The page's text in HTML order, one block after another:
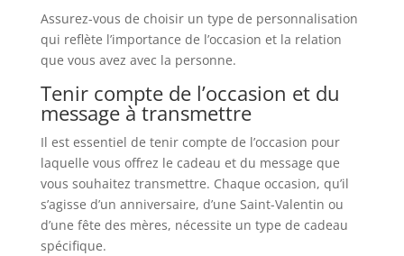
Assurez-vous de choisir un type de personnalisation
qui reflète l’importance de l’occasion et la relation
que vous avez avec la personne.
Tenir compte de l’occasion et du
message à transmettre
Il est essentiel de tenir compte de l’occasion pour
laquelle vous offrez le cadeau et du message que
vous souhaitez transmettre. Chaque occasion, qu’il
s’agisse d’un anniversaire, d’une Saint-Valentin ou
d’une fête des mères, nécessite un type de cadeau
spécifique.